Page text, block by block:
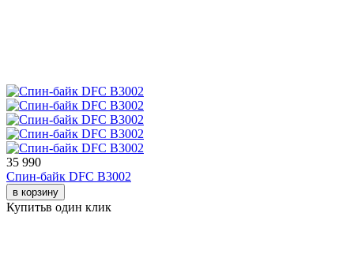
35 990
Спин-байк DFC B3002
в корзину
Купитьв один клик